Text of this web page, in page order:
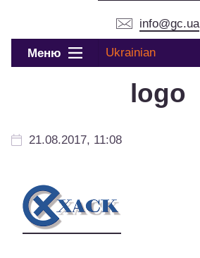
info@gc.ua
Меню Ukrainian
logo
21.08.2017, 11:08